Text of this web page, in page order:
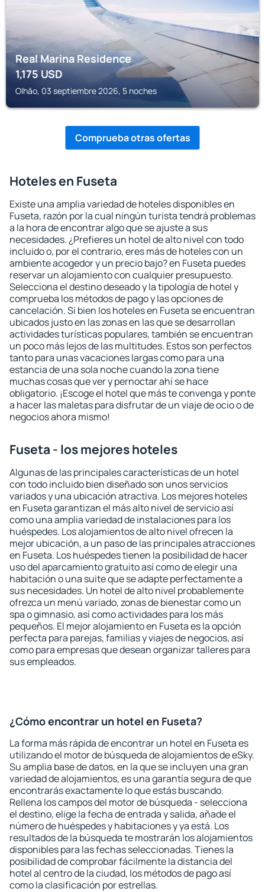
Real Marina Residence
1,175USD
Olhăo, 03 septiembre 2026, 5 noches
Comprueba otras ofertas
Hoteles en Fuseta
Existe una amplia variedad de hoteles disponibles en
Fuseta, razón por la cual ningún turista tendrá problemas
a la hora de encontrar algo que se ajuste a sus
necesidades. ¿Prefieres un hotel de alto nivel con todo
incluido o, por el contrario, eres más de hoteles con un
ambiente acogedor y un precio bajo? en Fuseta puedes
reservar un alojamiento con cualquier presupuesto.
Selecciona el destino deseado y la tipología de hotel y
comprueba los métodos de pago y las opciones de
cancelación. Si bien los hoteles en Fuseta se encuentran
ubicados justo en las zonas en las que se desarrollan
actividades turísticas populares, también se encuentran
un poco más lejos de las multitudes. Estos son perfectos
tanto para unas vacaciones largas como para una
estancia de una sola noche cuando la zona tiene
muchas cosas que ver y pernoctar ahí se hace
obligatorio. ¡Escoge el hotel que más te convenga y ponte
a hacer las maletas para disfrutar de un viaje de ocio o de
negocios ahora mismo!
Fuseta - los mejores hoteles
Algunas de las principales características de un hotel
con todo incluido bien diseñado son unos servicios
variados y una ubicación atractiva. Los mejores hoteles
en Fuseta garantizan el más alto nivel de servicio así
como una amplia variedad de instalaciones para los
huéspedes. Los alojamientos de alto nivel ofrecen la
mejor ubicación, a un paso de las principales atracciones
en Fuseta. Los huéspedes tienen la posibilidad de hacer
uso del aparcamiento gratuito así como de elegir una
habitación o una suite que se adapte perfectamente a
sus necesidades. Un hotel de alto nivel probablemente
ofrezca un menú variado, zonas de bienestar como un
spa o gimnasio, así como actividades para los más
pequeños. El mejor alojamiento en Fuseta es la opción
perfecta para parejas, familias y viajes de negocios, así
como para empresas que desean organizar talleres para
sus empleados.
¿Cómo encontrar un hotel en Fuseta?
La forma más rápida de encontrar un hotel en Fuseta es
utilizando el motor de búsqueda de alojamientos de eSky.
Su amplia base de datos, en la que se incluyen una gran
variedad de alojamientos, es una garantía segura de que
encontrarás exactamente lo que estás buscando.
Rellena los campos del motor de búsqueda - selecciona
el destino, elige la fecha de entrada y salida, añade el
número de huéspedes y habitaciones y ya está. Los
resultados de la búsqueda te mostrarán los alojamientos
disponibles para las fechas seleccionadas. Tienes la
posibilidad de comprobar fácilmente la distancia del
hotel al centro de la ciudad, los métodos de pago así
como la clasificación por estrellas.